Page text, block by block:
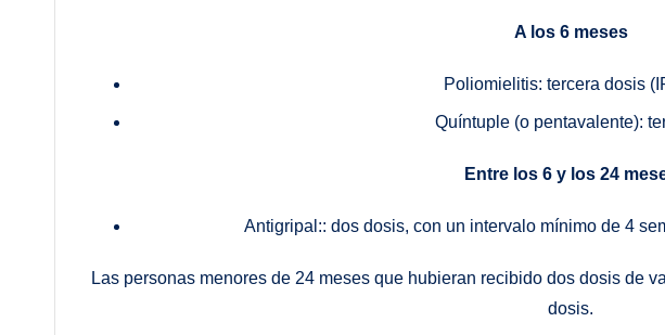
A los 6 meses
Poliomielitis: tercera dosis
Quíntuple (o pentavalente):
Entre los 6 y los 24
Antigripal:: dos dosis, con un intervalo mínimo de 4
Las personas menores de 24 meses que hubieran recibido dos dosis de
dosis.